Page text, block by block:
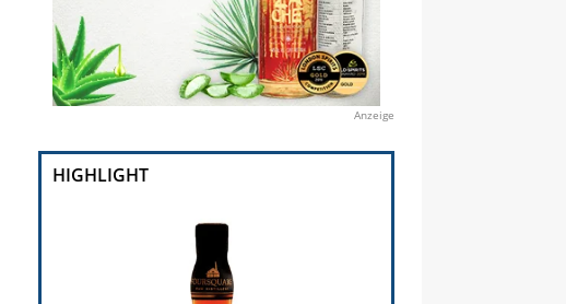
Anzeige
HIGHLIGHT